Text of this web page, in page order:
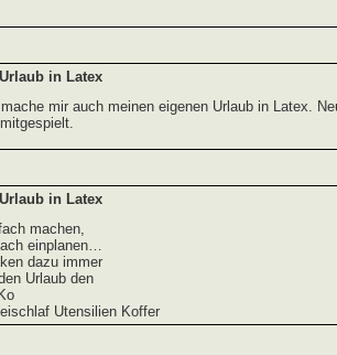
in Latex
mache mir auch meinen eigenen Urlaub in Latex.
in Latex
machen,
einplanen…
dazu immer
Urlaub den
Utensilien Koffer